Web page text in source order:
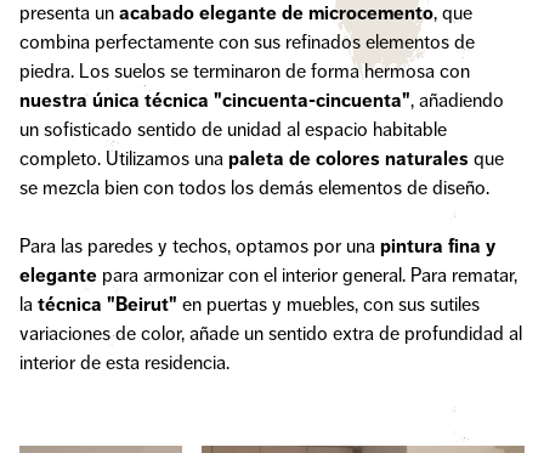
presenta un acabado elegante de microcemento, que
combina perfectamente con sus refinados elementos de
piedra. Los suelos se terminaron de forma hermosa con
nuestra única técnica "cincuenta-cincuenta", añadiendo
un sofisticado sentido de unidad al espacio habitable
completo. Utilizamos una paleta de colores naturales que
se mezcla bien con todos los demás elementos de diseño.
Para las paredes y techos, optamos por una pintura fina y
elegante para armonizar con el interior general. Para rematar,
la técnica "Beirut" en puertas y muebles, con sus sutiles
variaciones de color, añade un sentido extra de profundidad al
interior de esta residencia.